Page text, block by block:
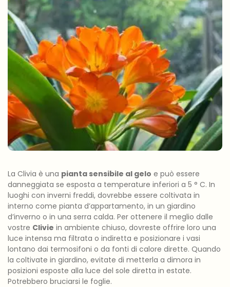
La Clivia è una pianta sensibile al gelo e può essere
danneggiata se esposta a temperature inferiori a 5 ° C. In
luoghi con inverni freddi, dovrebbe essere coltivata in
interno ​​come pianta d’appartamento, in un giardino
d’inverno o in una serra calda. Per ottenere il meglio dalle
vostre Clivie in ambiente chiuso, dovreste offrire loro una
luce intensa ma filtrata o indiretta e posizionare i vasi
lontano dai termosifoni o da fonti di calore dirette. Quando
la coltivate in giardino, evitate di metterla a dimora in
posizioni esposte alla luce del sole diretta in estate.
Potrebbero bruciarsi le foglie.